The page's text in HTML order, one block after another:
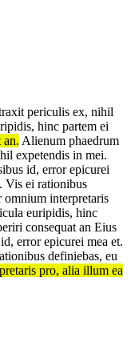
periculis ex, nihil
hinc partem ei
an. Alienum phaedrum
expetendis in mei.
id, error epicurei
Vis ei rationibus
interpretaris
euripidis, hinc
consequat an Eius
error epicurei mea et.
definiebas, eu
pro, alia illum ea